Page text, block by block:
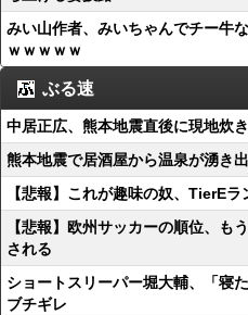
みい山作者、みいちゃんでチー牛
ｗｗｗｗｗ
ぶる速
中居正広、熊本地震直後に現地炊
熊本地震で居酒屋から温泉が湧き
【悲報】これが趣味の奴、TierE
【悲報】欧州サッカーの順位、も
される
ショートスリーパー堀大輔、「寝
ブチギレ